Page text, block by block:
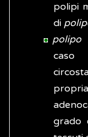
polipi
di
polipo
caso
grado